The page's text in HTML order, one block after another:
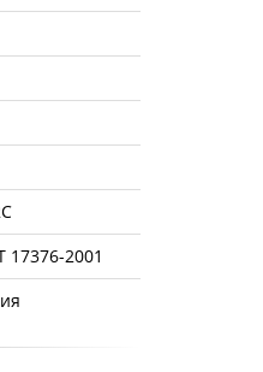
17376-2001